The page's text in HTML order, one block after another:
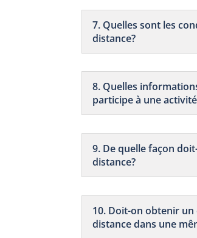
7. Quelles sont les
distance?
8. Quelles
participe à une
9. De quelle façon
distance?
10. Doit-on obtenir
distance dans une